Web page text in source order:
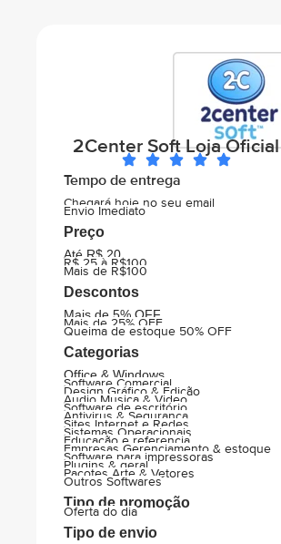
2Center Soft Loja Oficial
Tempo de entrega
Chegará hoje no seu email
Envio Imediato
Preço
Até R$ 20
R$ 25 à R$100
Mais de R$100
Descontos
Mais de 5% OFF
Mais de 25% OFF
Queima de estoque 50% OFF
Categorias
Office & Windows
Software Comercial
Design Gráfico & Edição
Audio Musica & Video
Software de escritório
Antivirus & Segurança
Sites Internet e Redes
Sistemas Operacionais
Educação e referencia
Empresas Gerenciamento & estoque
Software para impressoras
Plugins & geral
Pacotes Arte & Vetores
Outros Softwares
Tipo de promoção
Oferta do dia
Tipo de envio